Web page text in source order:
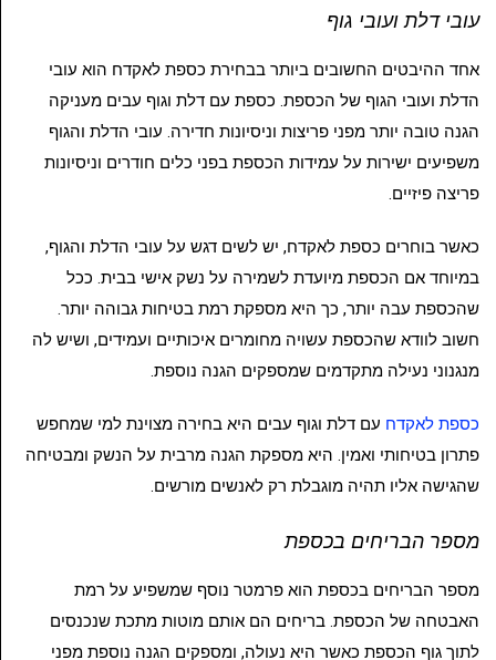
עובי דלת ועובי גוף
אחד ההיבטים החשובים ביותר בבחירת כספת לאקדח הוא עובי
הדלת ועובי הגוף של הכספת. כספת עם דלת וגוף עבים מעניקה
הגנה טובה יותר מפני פריצות וניסיונות חדירה. עובי הדלת והגוף
משפיעים ישירות על עמידות הכספת בפני כלים חודרים וניסיונות
פריצה פיזיים.
כאשר בוחרים כספת לאקדח, יש לשים דגש על עובי הדלת והגוף,
במיוחד אם הכספת מיועדת לשמירה על נשק אישי בבית. ככל
שהכספת עבה יותר, כך היא מספקת רמת בטיחות גבוהה יותר.
חשוב לוודא שהכספת עשויה מחומרים איכותיים ועמידים, ושיש לה
מנגנוני נעילה מתקדמים שמספקים הגנה נוספת.
כספת לאקדח עם דלת וגוף עבים היא בחירה מצוינת למי שמחפש
פתרון בטיחותי ואמין. היא מספקת הגנה מרבית על הנשק ומבטיחה
שהגישה אליו תהיה מוגבלת רק לאנשים מורשים.
מספר הבריחים בכספת
מספר הבריחים בכספת הוא פרמטר נוסף שמשפיע על רמת
האבטחה של הכספת. בריחים הם אותם מוטות מתכת שנכנסים
לתוך גוף הכספת כאשר היא נעולה, ומספקים הגנה נוספת מפני